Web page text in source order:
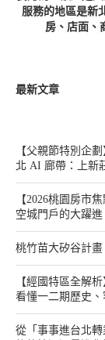
服務的地區是新
房、店面、
最新文章
【父親節特別企
北 AI 廊帶：上新
【2026桃園房市
空城門戶的大躍進
桃竹苗大矽谷計
【經國特區全解
看懂一二期歷史
從「事事進台北